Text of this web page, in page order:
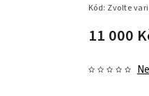
Kód: Zvolte
11 000